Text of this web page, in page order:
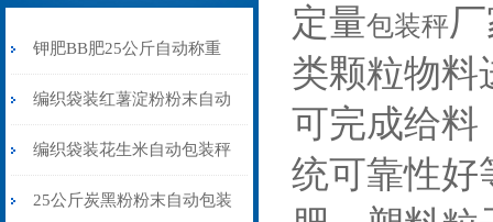
钾肥BB肥25公斤自动称重
包装秤移动式双称
编织袋装红薯淀粉粉末自动
包装秤配缝口机
编织袋装花生米自动包装秤
\自流式灌装秤品牌
25公斤炭黑粉粉末自动包装
定量包装秤
类颗粒物料
可完成给料
统可靠性好